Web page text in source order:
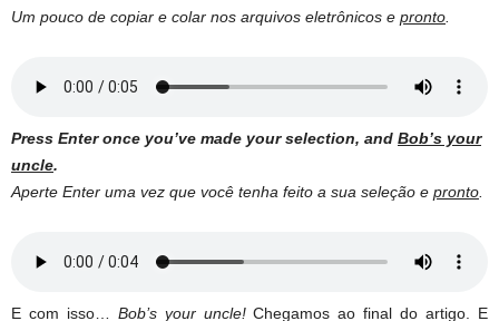
Um pouco de copiar e colar nos arquivos eletrônicos e pronto
Press Enter once you’ve made your selection, and Bob’s your
uncle.
Aperte Enter uma vez que você tenha feito a sua seleção e pronto
E com isso… Bob’s your uncle!Chegamos ao final do artigo. E